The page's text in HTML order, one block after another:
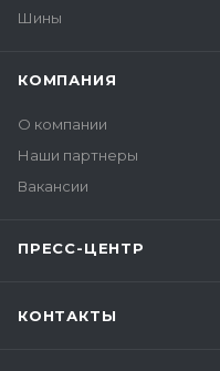
Шины
КОМПАНИЯ
О компании
Наши партнеры
Вакансии
ПРЕСС-ЦЕНТР
КОНТАКТЫ